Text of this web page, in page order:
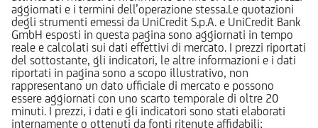
aggiornati e i termini dell’operazione stessa.Le quotazioni
degli strumenti emessi da UniCredit S.p.A. e UniCredit Bank
GmbH esposti in questa pagina sono aggiornati in tempo
reale e calcolati sui dati effettivi di mercato. I prezzi riportati
del sottostante, gli indicatori, le altre informazioni e i dati
riportati in pagina sono a scopo illustrativo, non
rappresentano un dato ufficiale di mercato e possono
essere aggiornati con uno scarto temporale di oltre 20
minuti. I prezzi, i dati e gli indicatori sono stati elaborati
internamente o ottenuti da fonti ritenute affidabili;